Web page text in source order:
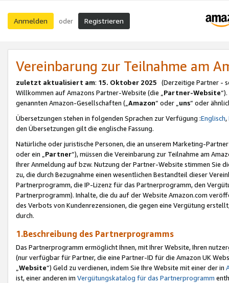
Anmelden oder Registrieren
Vereinbarung zur Teilnahme am
zuletzt aktualisiert am: 15. Oktober 2025 (Derzeitige Partner -
Willkommen auf Amazons Partner-Website (die „Partner-Website
genannten Amazon-Gesellschaften („Amazon“ oder „uns“ oder
Übersetzungen stehen in folgenden Sprachen zur Verfügung :Englisch,
den Übersetzungen gilt die englische Fassung.
Natürliche oder juristische Personen, die an unserem Marketing-
oder ein „Partner“), müssen die Vereinbarung zur Teilnahme am
Ihrer Anmeldung auf bzw. Nutzung der Partner-Website stimmen Sie
zu, die durch Bezugnahme einen wesentlichen Bestandteil dieser
Partnerprogramm, die IP-Lizenz für das Partnerprogramm, den
Partnerprogramm). Inhalte, die du auf der Website Amazon.com
des Verbots von Kundenrezensionen, die gegen eine Vergütung
durch.
1.Beschreibung des Partnerprogramms
Das Partnerprogramm ermöglicht Ihnen, mit Ihrer Website, Ihren
(nur verfügbar für Partner, die eine Partner-ID für die Amazon UK
Website“) Geld zu verdienen, indem Sie Ihre Website mit einer der in
ist, einer anderen im Vergütungskatalog für das Partnerprogramm